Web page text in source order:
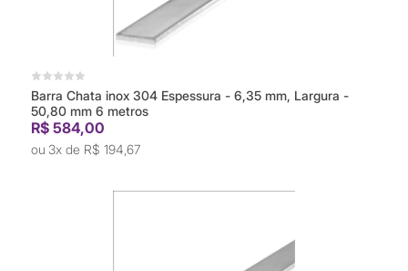
Barra Chata inox 304 Espessura - 6,35 mm, Largura -
50,80 mm 6 metros
R$ 584,00
3x de R$ 194,67